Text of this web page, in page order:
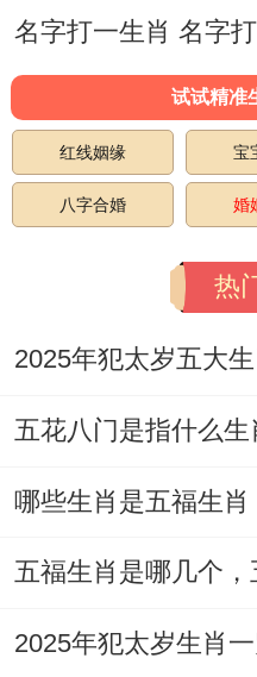
猴女行与其他属相
还有属龙男结合是
合。
生肖猴同龙都好独
激发彼此最佳的一
行同属猴女创建一
帮助与支持！
除了性格在领域 的
都好有欲望、坚定同
属猴女跟属龙男都
容！
名字打一生肖 名字
试试精准
红线姻缘 宝
八字合婚 婚
热
2025年犯太岁生肖